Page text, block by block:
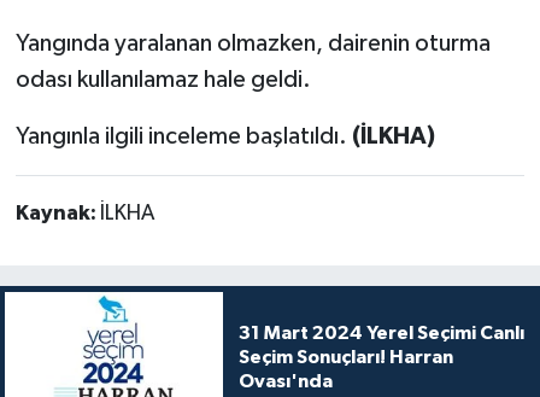
Yangında yaralanan olmazken, dairenin oturma
odası kullanılamaz hale geldi.
Yangınla ilgili inceleme başlatıldı. (İLKHA)
Kaynak: İLKHA
31 Mart 2024 Yerel Seçimi Canlı
Seçim Sonuçları! Harran
Ovası'nda